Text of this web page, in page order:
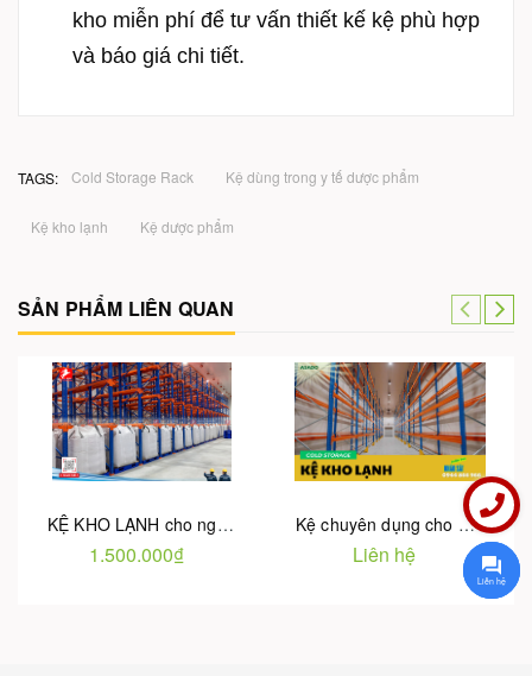
kho miễn phí để tư vấn thiết kế kệ phù hợp
và báo giá chi tiết.
TAGS: Cold Storage Rack Kệ dùng trong y tế dược phẩm
Kệ kho lạnh Kệ dược phẩm
SẢN PHẨM LIÊN QUAN
KỆ KHO LẠNH cho ngành Thực phẩm - Thủy sản - Dược phẩm và Y tế
1.500.000₫
Kệ chuyên dụng cho Kho lạnh
Liên hệ
Liên hệ